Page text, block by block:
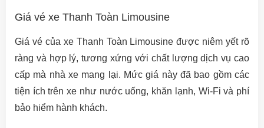
Giá vé xe Thanh Toàn Limousine
Giá vé của xe Thanh Toàn Limousine được niêm yết rõ
ràng và hợp lý, tương xứng với chất lượng dịch vụ cao
cấp mà nhà xe mang lại. Mức giá này đã bao gồm các
tiện ích trên xe như nước uống, khăn lạnh, Wi-Fi và phí
bảo hiểm hành khách.